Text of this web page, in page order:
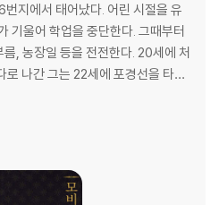
지에서 태어났다. 어린 시절을 유
기울어 학업을 중단한다. 그때부터
, 농장일 등을 전전한다. 20세에 처
로 나간 그는 22세에 포경선을 타게
험은 그의 작품의 주요 소재가 된다.
되어 5년 가까이 남태평양을 누볐
』